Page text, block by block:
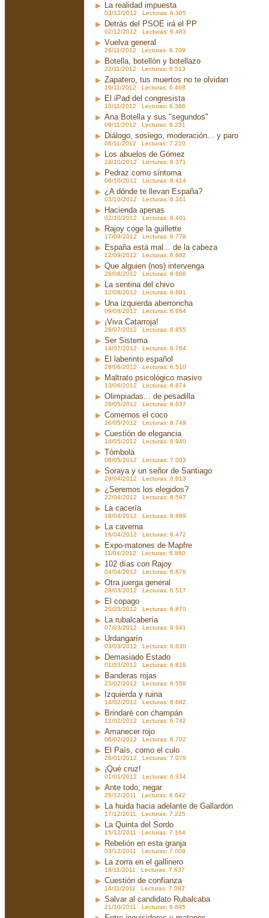
La realidad impuesta
03/12/2012 Lecturas: 6.305
Detrás del PSOE irá el PP
02/12/2012 Lecturas: 6.483
Vuelva general
26/11/2012 Lecturas: 6.709
Botella, botellón y botellazo
22/11/2012 Lecturas: 6.513
Zapatero, tus muertos no te olvidan
16/11/2012 Lecturas: 6.468
El iPad del congresista
10/11/2012 Lecturas: 6.386
Ana Botella y sus "segundos"
09/11/2012 Lecturas: 6.231
Diálogo, sosiego, moderación... y paro
06/11/2012 Lecturas: 7.210
Los abuelos de Gómez
24/10/2012 Lecturas: 6.371
Pedraz como síntoma
06/10/2012 Lecturas: 6.414
¿A dónde te llevan España?
03/10/2012 Lecturas: 6.341
Hacienda apenas
02/10/2012 Lecturas: 6.401
Rajoy coge la guillette
17/09/2012 Lecturas: 6.778
España está mal... de la cabeza
12/09/2012 Lecturas: 6.682
Que alguien (nos) intervenga
28/08/2012 Lecturas: 6.666
La sentina del chivo
12/08/2012 Lecturas: 6.891
Una izquierda aberroncha
09/08/2012 Lecturas: 6.664
¡Viva Catarroja!
28/07/2012 Lecturas: 6.855
Ser Sistema
14/07/2012 Lecturas: 6.764
El laberinto español
28/06/2012 Lecturas: 6.510
Maltrato psicológico masivo
13/06/2012 Lecturas: 6.874
Olimpiadas... de pesadilla
29/05/2012 Lecturas: 6.637
Comernos el coco
26/05/2012 Lecturas: 6.749
Cuestión de elegancia
14/05/2012 Lecturas: 6.940
Tómbola
06/05/2012 Lecturas: 7.003
Soraya y un señor de Santiago
29/04/2012 Lecturas: 6.613
¿Seremos los elegidos?
22/04/2012 Lecturas: 6.597
La cacería
19/04/2012 Lecturas: 6.889
La caverna
16/04/2012 Lecturas: 6.472
Expo-matones de Mapfre
11/04/2012 Lecturas: 6.860
102 días con Rajoy
04/04/2012 Lecturas: 6.876
Otra juerga general
29/03/2012 Lecturas: 6.517
El copago
20/03/2012 Lecturas: 6.870
La rubalcabería
07/03/2012 Lecturas: 6.941
Urdangarín
03/03/2012 Lecturas: 6.630
Demasiado Estado
01/03/2012 Lecturas: 6.816
Banderas rojas
23/02/2012 Lecturas: 6.558
Izquierda y ruina
14/02/2012 Lecturas: 6.682
Brindaré con champán
12/02/2012 Lecturas: 6.742
Amanecer rojo
06/02/2012 Lecturas: 6.702
El País, como el culo
26/01/2012 Lecturas: 7.079
¡Qué cruz!
01/01/2012 Lecturas: 6.334
Ante todo, negar
28/12/2011 Lecturas: 6.642
La huida hacia adelante de Gallardón
17/12/2011 Lecturas: 7.225
La Quinta del Sordo
15/12/2011 Lecturas: 7.164
Rebelión en esta granja
03/12/2011 Lecturas: 7.009
La zorra en el gallinero
18/11/2011 Lecturas: 7.637
Cuestión de confianza
14/11/2011 Lecturas: 7.082
Salvar al candidato Rubalcaba
21/10/2011 Lecturas: 6.895